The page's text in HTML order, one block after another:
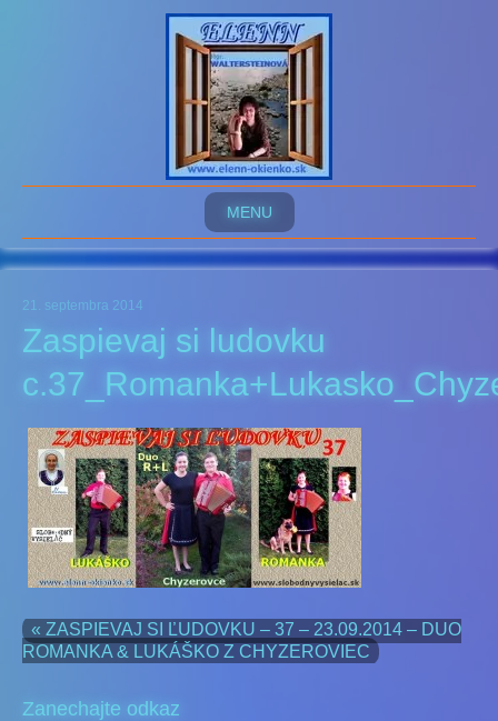
MENU
21. septembra 2014
Zaspievaj si ludovku
« ZASPIEVAJ SI ĽUDOVKU – 37 – 23.09.2014 – DUO
ROMANKA & LUKÁŠKO Z CHYZEROVIEC
Zanechajte odkaz